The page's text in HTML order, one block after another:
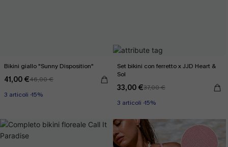
Bikini giallo "Sunny Disposition"
41,00 €46,00 €
3 articoli -15%
Set bikini con ferretto x JJD Heart &
Sol
33,00 €37,00 €
3 articoli -15%